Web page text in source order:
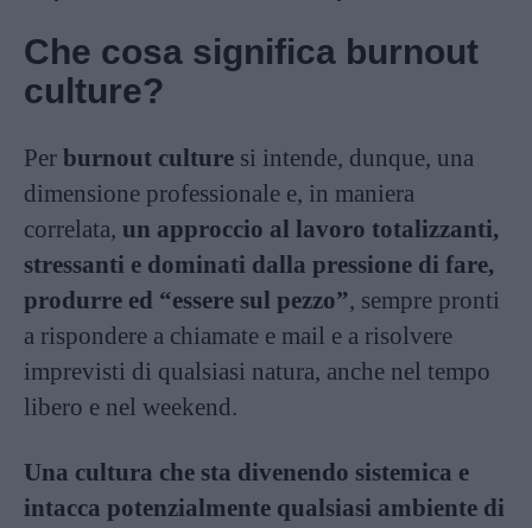
Che cosa significa burnout
culture?
Per burnout culture si intende, dunque, una
dimensione professionale e, in maniera
correlata, un approccio al lavoro totalizzanti,
stressanti e dominati dalla pressione di fare,
produrre ed “essere sul pezzo”, sempre pronti
a rispondere a chiamate e mail e a risolvere
imprevisti di qualsiasi natura, anche nel tempo
libero e nel weekend.
Una cultura che sta divenendo sistemica e
intacca potenzialmente qualsiasi ambiente di